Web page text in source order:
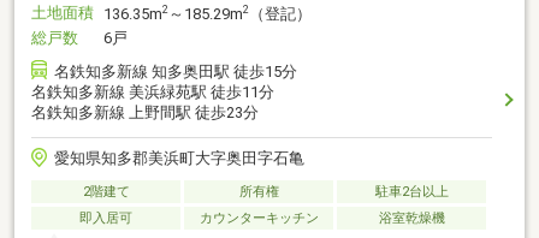
土地面積 136.35m2 ～185.29m2
（登記）
総戸数
6戸
名鉄知多新線 知多奥田駅 徒歩15分
名鉄知多新線 美浜緑苑駅 徒歩11分
名鉄知多新線 上野間駅 徒歩23分
愛知県知多郡美浜町大字奥田字石亀
2階建て 所有権
駐車2台以上
即入居可
カウンターキッチン 浴室乾燥機